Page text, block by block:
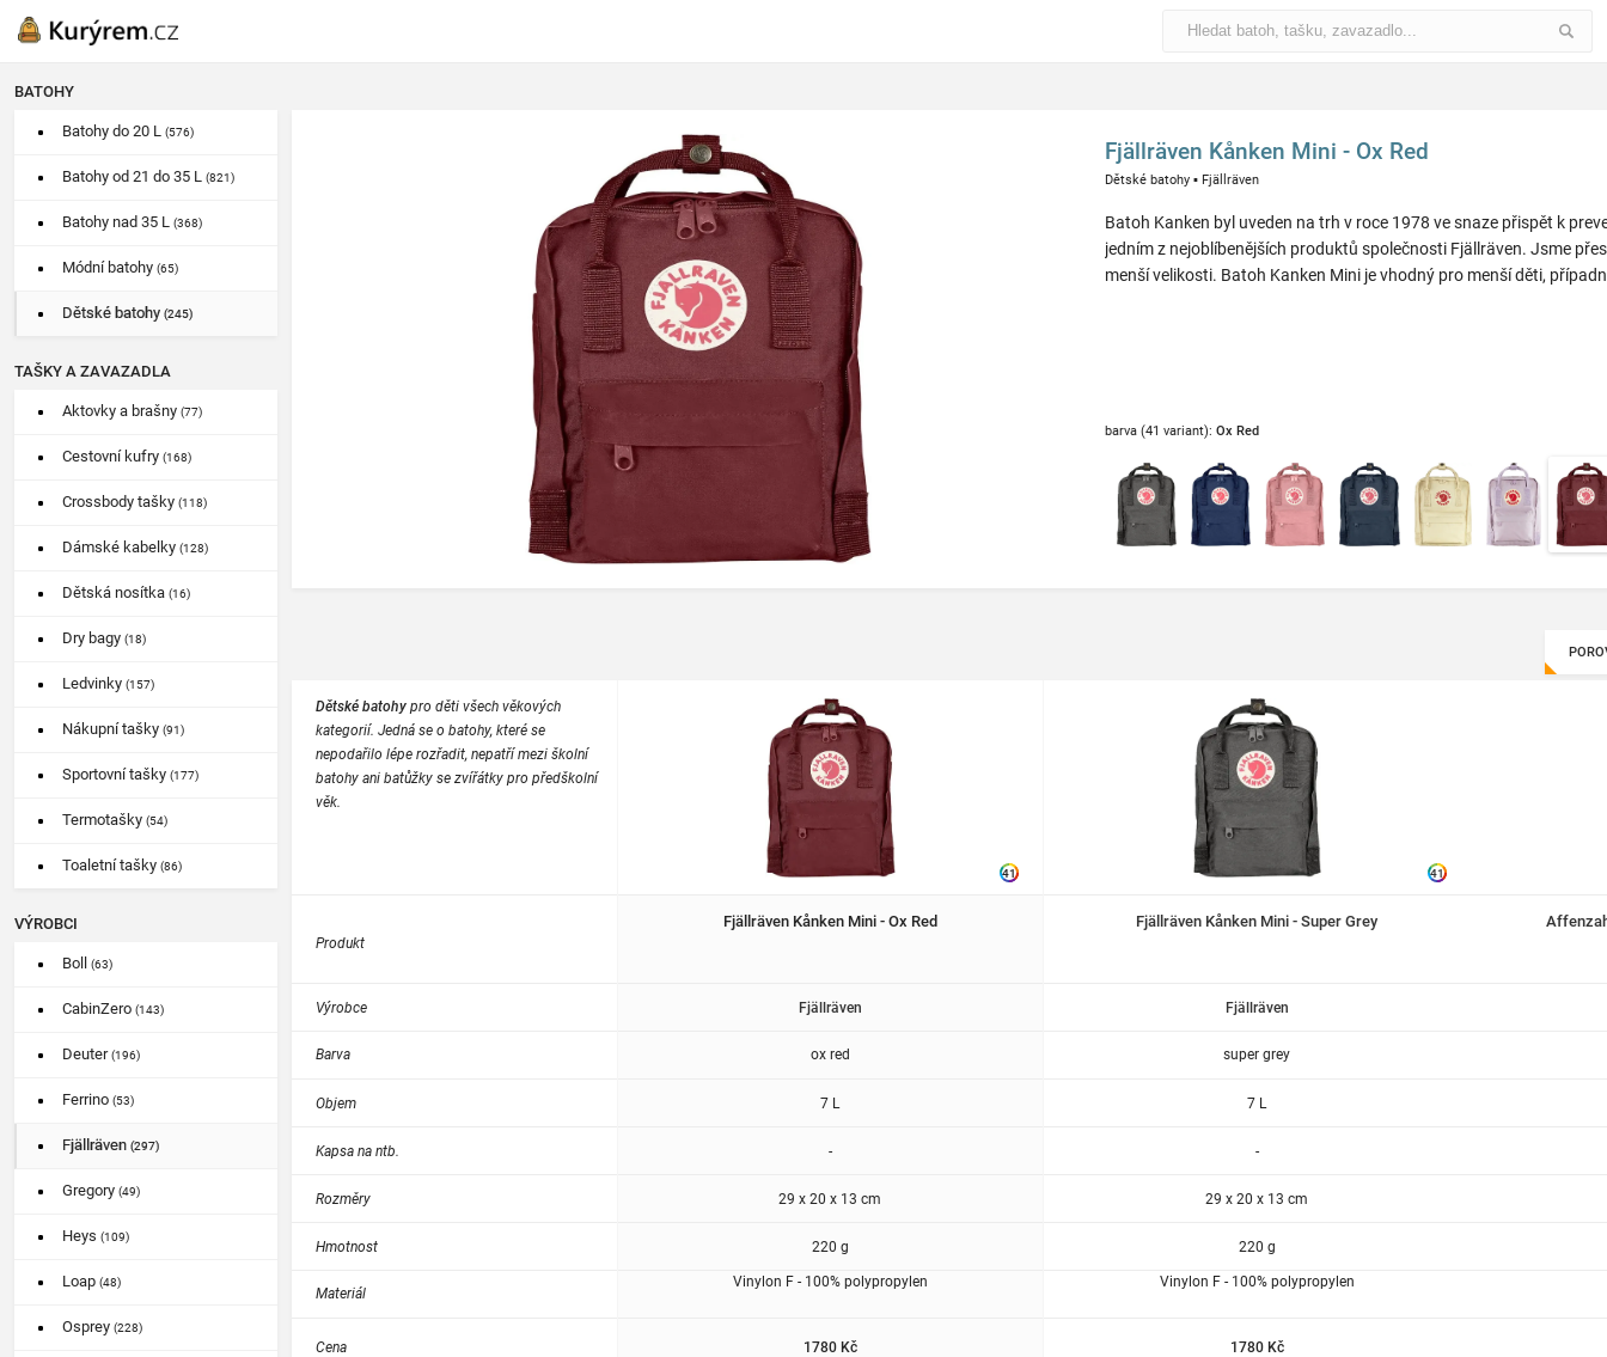
BATOHY
Batohy do 20 L (576)
Batohy od 21 do 35 L (821)
Batohy nad 35 L (368)
Módní batohy (65)
Dětské batohy (245)
TAŠKY A ZAVAZADLA
Aktovky a brašny (77)
Cestovní kufry (168)
Crossbody tašky (118)
Dámské kabelky (128)
Dětská nosítka (16)
Dry bagy (18)
Ledvinky (157)
Nákupní tašky (91)
Sportovní tašky (177)
Termotašky (54)
Toaletní tašky (86)
VÝROBCI
Boll (63)
CabinZero (143)
Deuter(196)
Ferrino (53)
Fjällräven (297)
Gregory (49)
Heys (109)
Loap (48)
Osprey (228)
Fjällräven Kånken Mini - Ox Red
Dětské batohy ▪ Fjällräven
Batoh Kanken byl uveden na trh v roce 1978 ve snaze přispět k
jedním z nejoblíbenějších produktů společnosti Fjällräven. Jsme
menší velikosti. Batoh Kanken Mini je vhodný pro menší děti,
barva (41 variant): Ox Red
Dětské batohy pro děti všech věkových
kategorií. Jedná se o batohy, které se
nepodařilo lépe rozřadit, nepatří mezi školní
batohy ani batůžky se zvířátky pro předškolní
věk.
Produkt
Výrobce
Barva
Objem
Kapsa na ntb.
Rozměry
Hmotnost
Materiál
Cena
41
Fjällräven Kånken Mini - Ox Red
Fjällräven
ox red
7 L
-
29 x 20 x 13 cm
220 g
Vinylon F - 100% polypropylen
1780 Kč
41
Fjällräven Kånken Mini - Super Grey
Fjällräven
super grey
7 L
-
29 x 20 x 13 cm
220 g
Vinylon F - 100% polypropylen
1780 Kč